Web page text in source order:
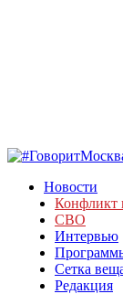
Новости
Конфликт
СВО
Интервью
Сетка
Редакция